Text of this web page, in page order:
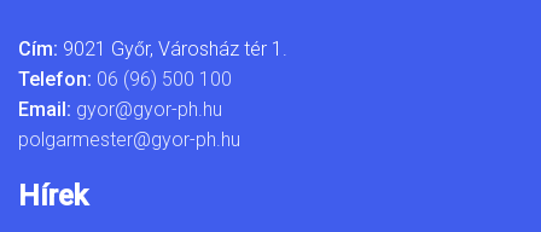
Cím: 9021 Győr, Városház tér 1.
Telefon: 06 (96) 500 100
Email: gyor@gyor-ph.hu
polgarmester@gyor-ph.hu
Hírek